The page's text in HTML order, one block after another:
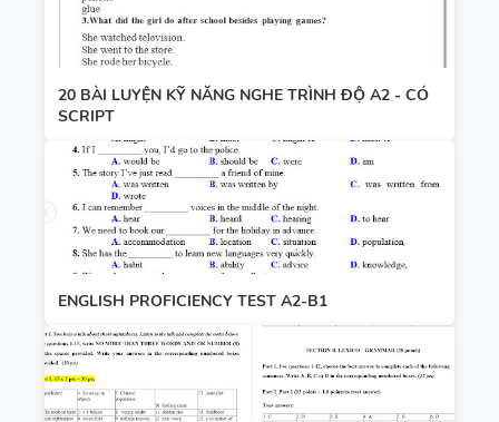
20 BÀI LUYỆN KỸ NĂNG NGHE TRÌNH ĐỘ A2 - CÓ
SCRIPT
ENGLISH PROFICIENCY TEST A2-B1